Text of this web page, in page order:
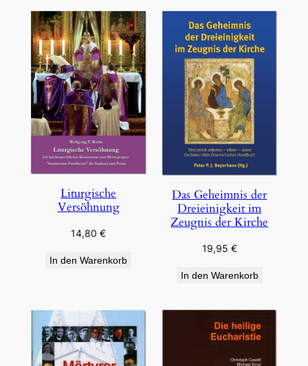
Liturgische
Versöhnung
14,80€
In den Warenkorb
Das Geheimnis der
Dreieinigkeit im
Zeugnis der Kirche
19,95 €
In den Warenkorb